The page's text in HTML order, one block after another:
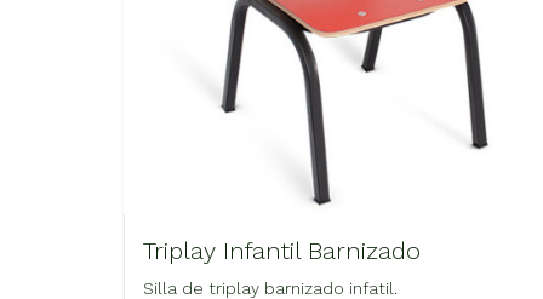
Triplay Infantil Barnizado
Silla de triplay barnizado infatil.